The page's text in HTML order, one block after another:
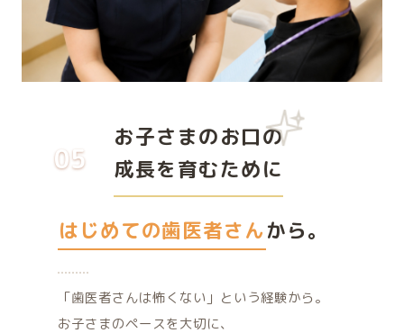
05
お子さまのお口の
成長を育むために
はじめての歯医者さん から。
「歯医者さんは怖くない」という経験から。
お子さまのペースを大切に、